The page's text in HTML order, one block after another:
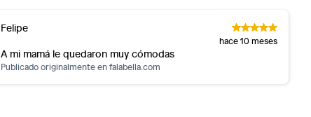
Felipe
hace 10 meses
A mi mamá le quedaron muy cómodas
Publicado originalmente enfalabella.com